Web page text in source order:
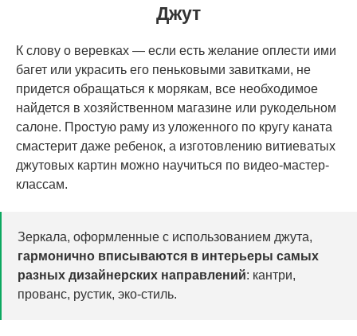
Джут
К слову о веревках — если есть желание оплести ими
багет или украсить его пеньковыми завитками, не
придется обращаться к морякам, все необходимое
найдется в хозяйственном магазине или рукодельном
салоне. Простую раму из уложенного по кругу каната
смастерит даже ребенок, а изготовлению витиеватых
джутовых картин можно научиться по видео-мастер-
классам.
Зеркала, оформленные с использованием джута,
гармонично вписываются в интерьеры самых
разных дизайнерских направлений: кантри,
прованс, рустик, эко-стиль.